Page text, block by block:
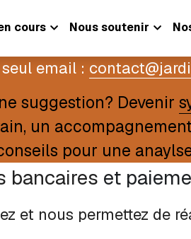
cours Nous soutenir
email :
suggestion? Devenir
un
pour une
bancaires et
et nous permettez de